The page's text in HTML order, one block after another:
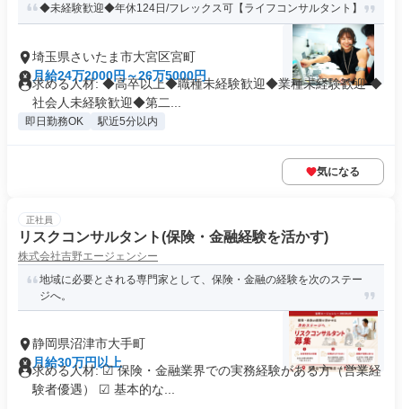
◆未経験歓迎◆年休124日/フレックス可【ライフコンサルタント】
埼玉県さいたま市大宮区宮町
月給24万2000円～26万5000円
求める人材: ◆高卒以上◆職種未経験歓迎◆業種未経験歓迎 ◆
社会人未経験歓迎◆第二...
即日勤務OK 駅近5分以内
気になる
正社員
リスクコンサルタント(保険・金融経験を活かす)
株式会社吉野エージェンシー
地域に必要とされる専門家として、保険・金融の経験を次のステー
ジへ。
静岡県沼津市大手町
月給30万円以上
求める人材: ☑ 保険・金融業界での実務経験がある方（営業経
験者優遇） ☑ 基本的な...